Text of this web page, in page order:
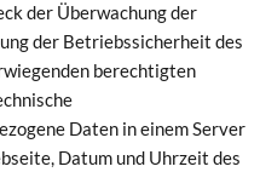
der Überwachung der
der Betriebssicherheit des
berechtigten
Daten in einem Server
Datum und Uhrzeit des